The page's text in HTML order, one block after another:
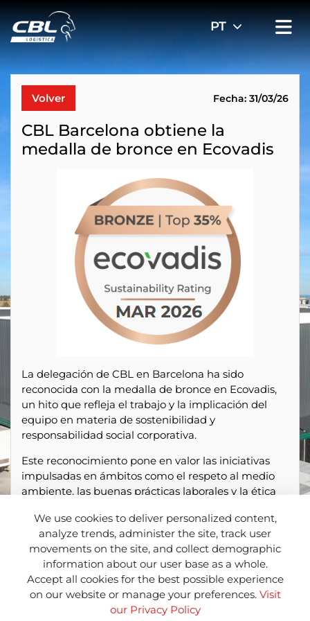
Volver Fecha: 31/03/26
CBL Barcelona obtiene la
medalla de bronce en Ecovadis
La delegación de CBL en Barcelona ha sido
reconocida con la medalla de bronce en Ecovadis,
un hito que refleja el trabajo y la implicación del
equipo en materia de sostenibilidad y
responsabilidad social corporativa.
Este reconocimiento pone en valor las iniciativas
impulsadas en ámbitos como el respeto al medio
ambiente, las buenas prácticas laborales y la ética
el compromiso de CBL por integrar la sostenibilidad
en su día a día.
La obtención de esta medalla supone un impulso
para seguir avanzando, reforzando las acciones ya
en marcha y apostando por una mejora continua
en todos los aspectos relacionados con la RSC.
We use cookies to deliver personalized content,
analyze trends, administer the site, track user
movements on the site, and collect demographic
information about our user base as a whole.
Accept all cookies for the best possible experience
on our website or manage your preferences. Visit
our Privacy Policy